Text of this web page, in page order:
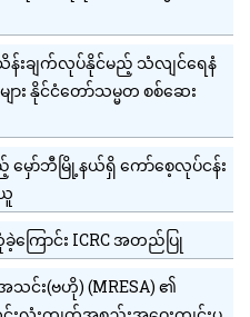
န်းချက်လုပ်နိုင်မည့် သံလျင်ရေနံ
း နိုင်ငံတော်သမ္မတ စစ်ဆေး
မှော်ဘီမြို့နယ်ရှိ ကော်စေ့လုပ်ငန်း
ြောင်း ICRC အတည်ပြု
အသင်း(ဗဟို) (MRESA) ၏